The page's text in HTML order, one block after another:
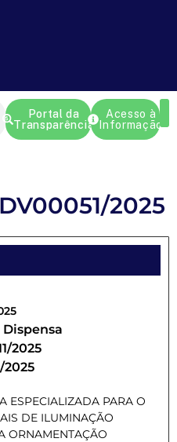
Portal da
Transparência
Acesso à
Informação
2025
Dispensa
2025
2025
ESPECIALIZADA PARA O
DE ILUMINAÇÃO
ORNAMENTAÇÃO